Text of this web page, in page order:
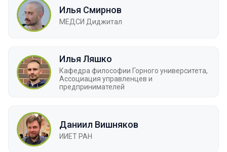
Илья Смирнов
МЕДСИ Диджитал
Илья Ляшко
Кафедра философии Горного университета,
Ассоциация управленцев и
предпринимателей
Даниил Вишняков
ИИЕТ РАН